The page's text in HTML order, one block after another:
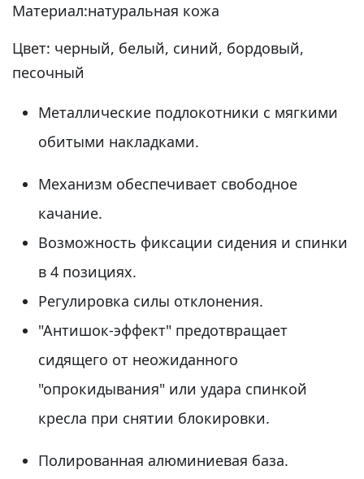
Материал:натуральная кожа
Цвет: черный, белый, синий, бордовый,
песочный
Металлические подлокотники с мягкими
обитыми накладками.
Механизм обеспечивает свободное
качание.
Возможность фиксации сидения и спинки
в 4 позициях.
Регулировка силы отклонения.
"Антишок-эффект" предотвращает
сидящего от неожиданного
"опрокидывания" или удара спинкой
кресла при снятии блокировки.
Полированная алюминиевая база.